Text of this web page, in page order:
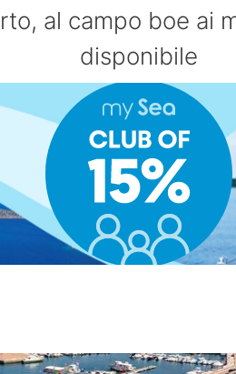
al campo boe ai
disponibile